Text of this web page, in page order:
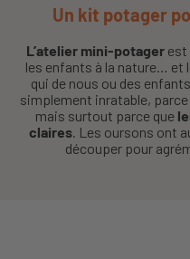
Un kit potager
L’atelier mini-potagerest
les enfants à la nature… et
qui de nous ou des
simplement inratable, parce
mais surtout parce que
claires. Les oursons ont
découper pour